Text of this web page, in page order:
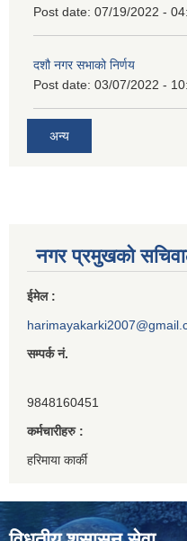
Post date: 07/19/2022 -
दशौ नगर सभाको निर्णय
Post date: 03/07/2022 -
अन्य
नगर प्रमुखको
ईमेल :
सम्पर्क नं.
9848160451
कर्मचारीहरु :
हरिमाया कार्की